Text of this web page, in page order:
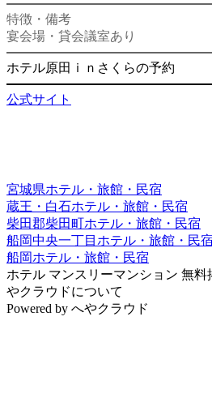
特徴・備考
宴会場・貸会議室あり
ホテル原田ｉｎさくらの予約
公式サイト
宮城県ホテル・旅館・民宿
蔵王・白石ホテル・旅館・民宿
柴田郡柴田町ホテル・旅館・民宿
船岡中央一丁目ホテル・旅館・民宿
船岡ホテル・旅館・民宿
ホテル マンスリーマンション 無料
やクラウドについて
Powered by へやクラウド